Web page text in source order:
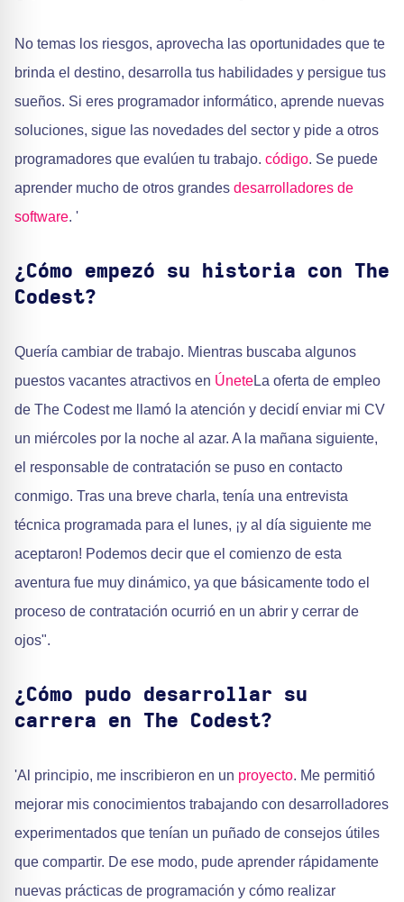
No temas los riesgos, aprovecha las oportunidades que te
brinda el destino, desarrolla tus habilidades y persigue tus
sueños. Si eres programador informático, aprende nuevas
soluciones, sigue las novedades del sector y pide a otros
programadores que evalúen tu trabajo. código. Se puede
aprender mucho de otros grandes desarrolladores de
software. '
¿Cómo empezó su historia con The
Codest?
Quería cambiar de trabajo. Mientras buscaba algunos
puestos vacantes atractivos en ÚneteLa oferta de empleo
de The Codest me llamó la atención y decidí enviar mi CV
un miércoles por la noche al azar. A la mañana siguiente,
el responsable de contratación se puso en contacto
conmigo. Tras una breve charla, tenía una entrevista
técnica programada para el lunes, ¡y al día siguiente me
aceptaron! Podemos decir que el comienzo de esta
aventura fue muy dinámico, ya que básicamente todo el
proceso de contratación ocurrió en un abrir y cerrar de
ojos".
¿Cómo pudo desarrollar su
carrera en The Codest?
'Al principio, me inscribieron en un proyecto. Me permitió
mejorar mis conocimientos trabajando con desarrolladores
experimentados que tenían un puñado de consejos útiles
que compartir. De ese modo, pude aprender rápidamente
nuevas prácticas de programación y cómo realizar